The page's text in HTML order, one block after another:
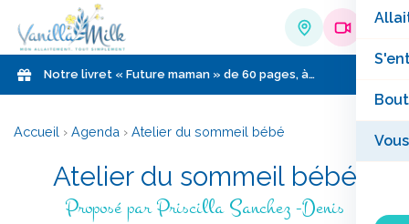
Notre livret « Future maman » de 60 pages, à
Accueil › Agenda › Atelier du sommeil bébé
Atelier du sommeil bébé
Proposé par Priscilla Sanchez -Denis